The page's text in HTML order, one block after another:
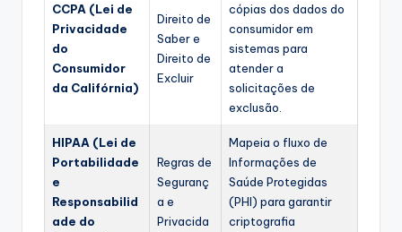
CCPA (Lei de
Privacidade
do
Consumidor
da Califórnia)
Direito de
Saber e
Direito de
Excluir
cópias dos dados do
consumidor em
sistemas para
atender a
solicitações de
exclusão.
HIPAA (Lei de
Portabilidade
e
Responsabilid
ade do
Regras de
Seguranç
a e
Privacida
Mapeia o fluxo de
Informações de
Saúde Protegidas
(PHI) para garantir
criptografia